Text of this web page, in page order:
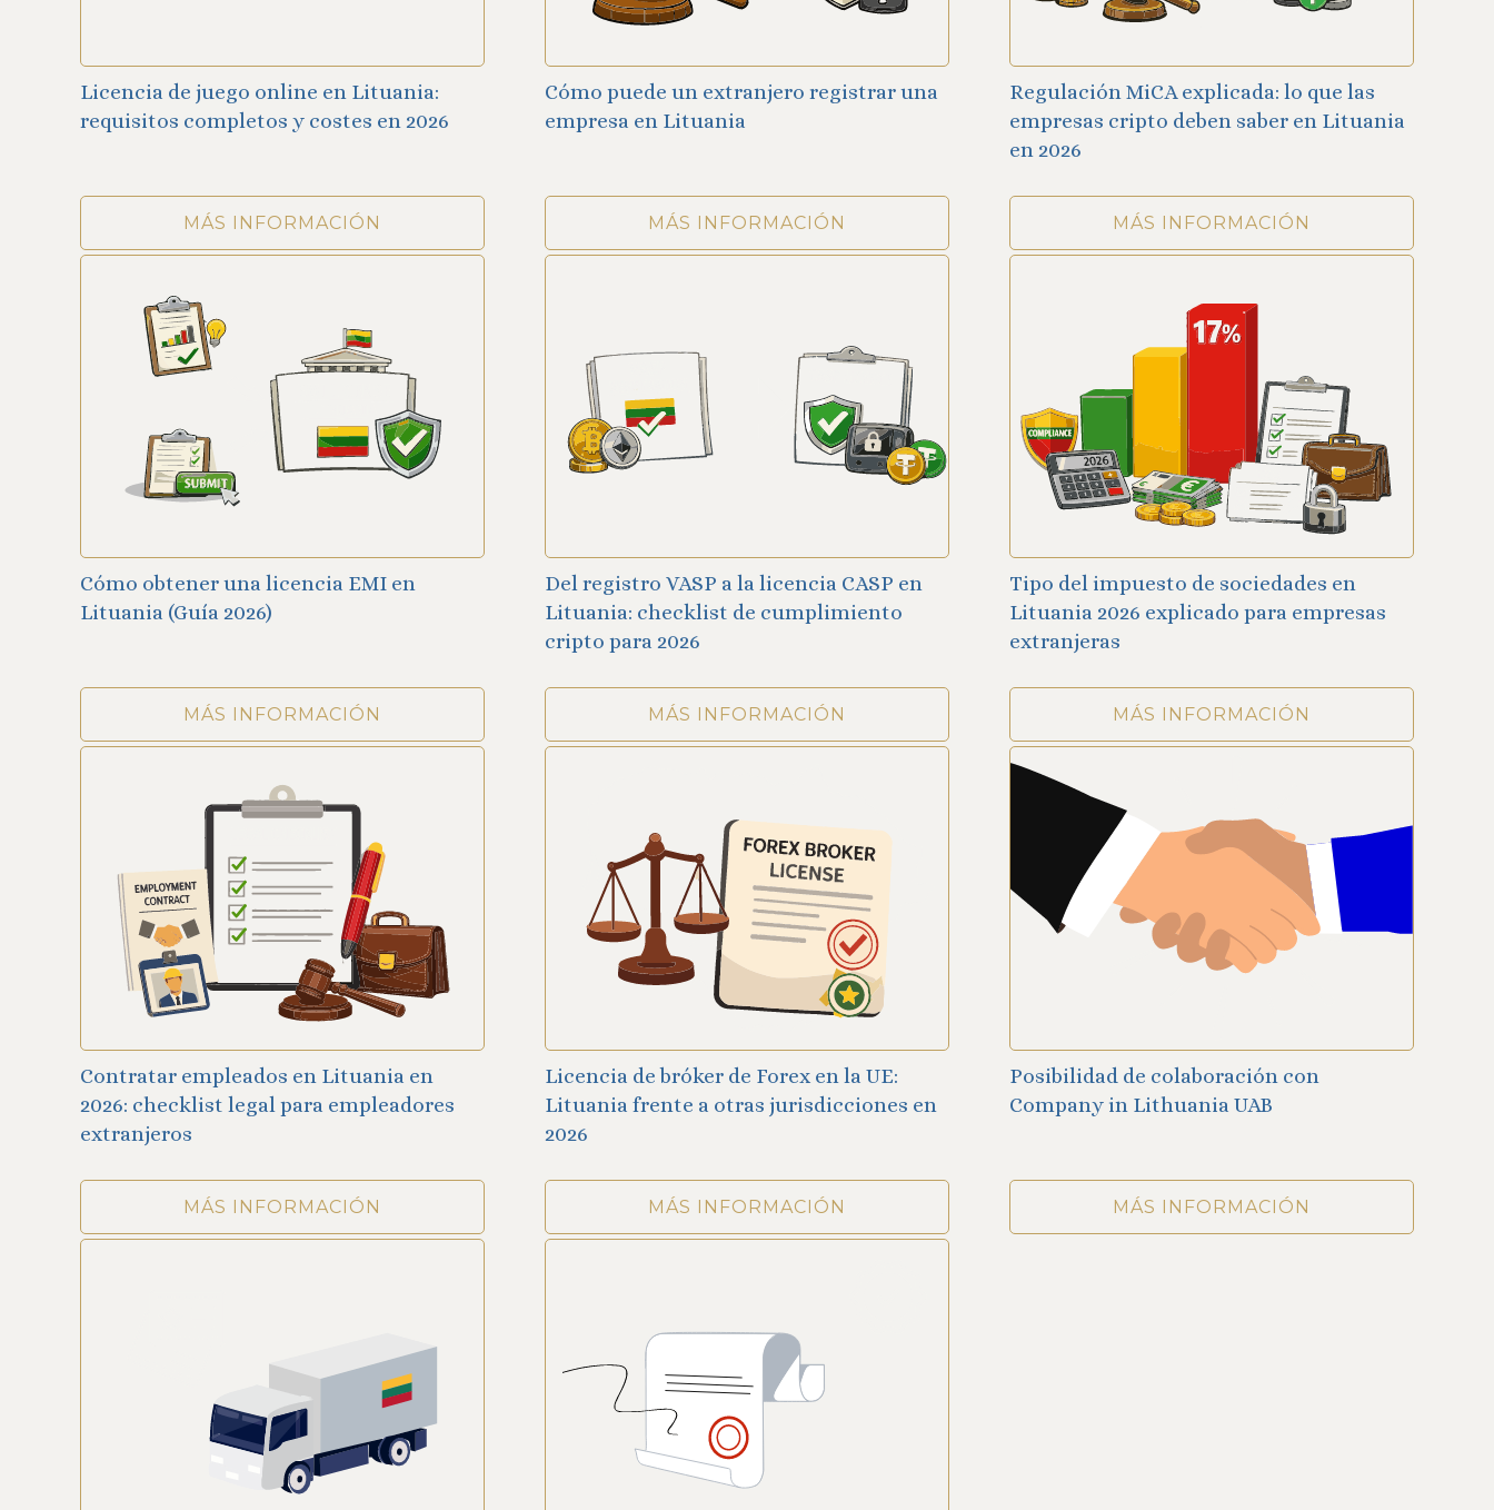
Licencia de juego online en Lituania:
requisitos completos y costes en 2026
MÁS INFORMACIÓN
Cómo puede un extranjero registrar una
empresa en Lituania
MÁS INFORMACIÓN
Regulación MiCA explicada: lo que las
empresas cripto deben saber en Lituania
en 2026
MÁS INFORMACIÓN
Cómo obtener una licencia EMI en
Lituania (Guía 2026)
MÁS INFORMACIÓN
Del registro VASP a la licencia CASP en
Lituania: checklist de cumplimiento
cripto para 2026
MÁS INFORMACIÓN
Tipo del impuesto de sociedades en
Lituania 2026 explicado para empresas
extranjeras
MÁS INFORMACIÓN
Contratar empleados en Lituania en
2026: checklist legal para empleadores
extranjeros
MÁS INFORMACIÓN
Licencia de bróker de Forex en la UE:
Lituania frente a otras jurisdicciones en
2026
MÁS INFORMACIÓN
Posibilidad de colaboración con
Company in Lithuania UAB
MÁS INFORMACIÓN